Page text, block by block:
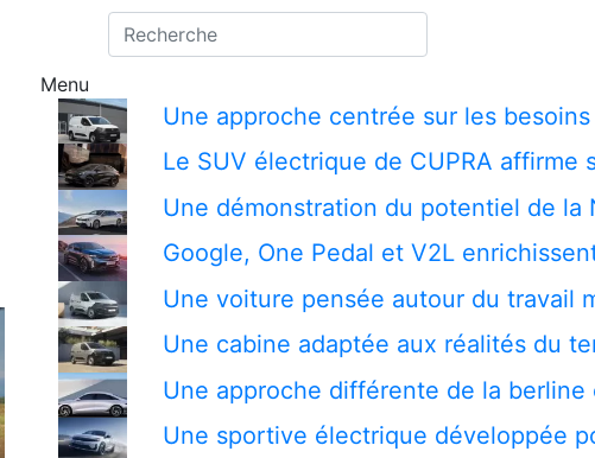
Menu
Une approche centrée sur les
Le SUV électrique de CUPRA affirme
Une démonstration du potentiel de la
Google, One Pedal et V2L
Une voiture pensée autour du travail
Une cabine adaptée aux réalités du
Une approche différente de la berline
Une sportive électrique développée